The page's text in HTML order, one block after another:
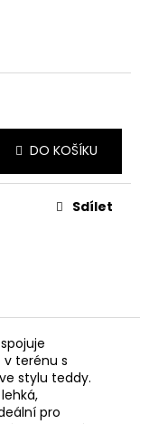
DO KOŠÍKU
Sdílet
terénu s
stylu teddy.
pro